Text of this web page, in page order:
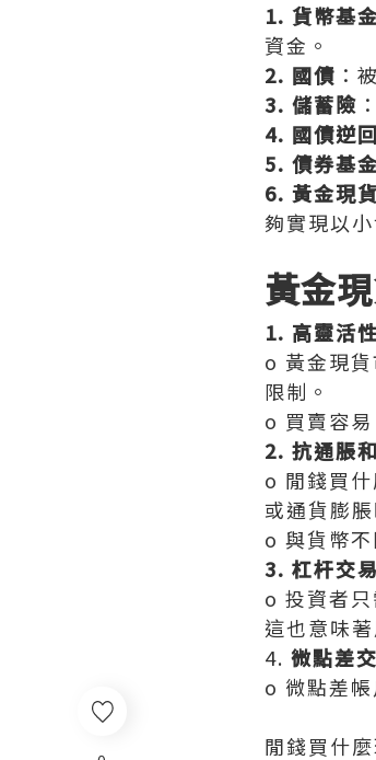
1. 貨幣基
資金。
2. 國債 ：
3. 儲蓄險
4. 國債逆
5. 債券基
6. 黃金現貨
夠實現以小
黃金
1. 高靈活
o 黃金現
限制。
o 買賣容
2. 抗通脹
o 閒錢買
或通貨膨
o 與貨幣
3. 杠杆交易
o 投資者
這也意味
4. 微點差
o 微點差
閒錢買什